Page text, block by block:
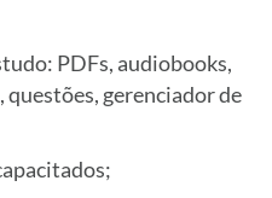
PDFs, audiobooks,
questões, gerenciador de